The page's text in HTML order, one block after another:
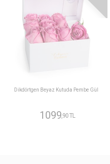
Dikdörtgen Beyaz Kutuda Pembe Gül
1099,90 TL